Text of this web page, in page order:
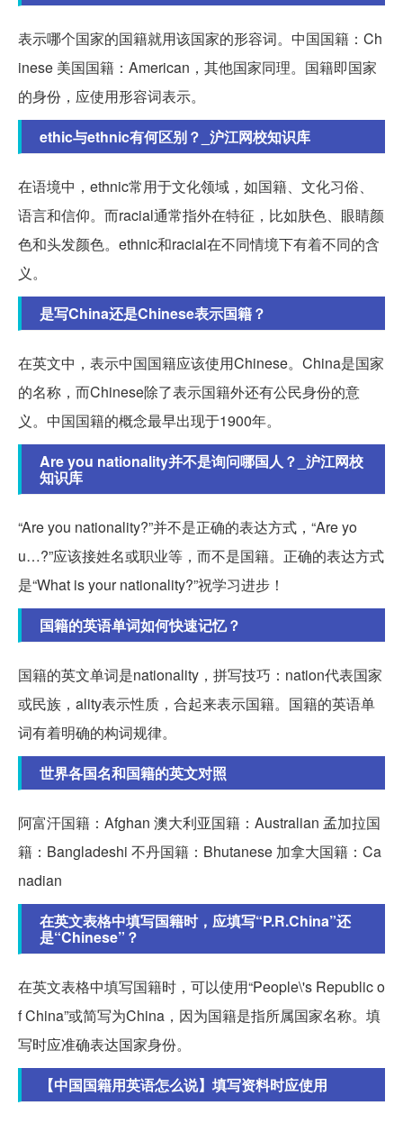
表示哪个国家的国籍就用该国家的形容词。中国国籍：Ch
inese 美国国籍：American，其他国家同理。国籍即国家
的身份，应使用形容词表示。
ethic与ethnic有何区别？_沪江网校知识库
在语境中，ethnic常用于文化领域，如国籍、文化习俗、
语言和信仰。而racial通常指外在特征，比如肤色、眼睛颜
色和头发颜色。ethnic和racial在不同情境下有着不同的含
义。
是写China还是Chinese表示国籍？
在英文中，表示中国国籍应该使用Chinese。China是国家
的名称，而Chinese除了表示国籍外还有公民身份的意
义。中国国籍的概念最早出现于1900年。
Are you nationality并不是询问哪国人？_沪江网校
知识库
“Are you nationality?”并不是正确的表达方式，“Are yo
u…?”应该接姓名或职业等，而不是国籍。正确的表达方式
是“What is your nationality?”祝学习进步！
国籍的英语单词如何快速记忆？
国籍的英文单词是nationality，拼写技巧：nation代表国家
或民族，ality表示性质，合起来表示国籍。国籍的英语单
词有着明确的构词规律。
世界各国名和国籍的英文对照
阿富汗国籍：Afghan 澳大利亚国籍：Australian 孟加拉国
籍：Bangladeshi 不丹国籍：Bhutanese 加拿大国籍：Ca
nadian
在英文表格中填写国籍时，应填写“P.R.China”还
是“Chinese”？
在英文表格中填写国籍时，可以使用“People\'s Republic o
f China”或简写为China，因为国籍是指所属国家名称。填
写时应准确表达国家身份。
【中国国籍用英语怎么说】填写资料时应使用